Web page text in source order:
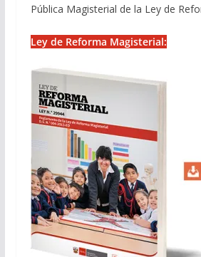
Pública Magisterial de la Ley de
Ley de Reforma Magisterial: